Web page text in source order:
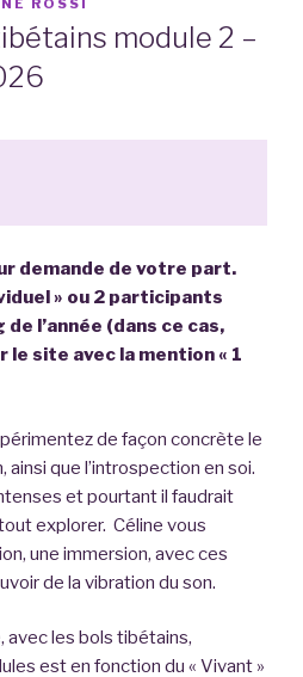
ROSSI
module 2 –
demande de votre part.
» ou 2 participants
l’année (dans ce cas,
site avec la mention « 1
de façon concrète le
ainsi que l’introspection en soi.
et pourtant il faudrait
explorer. Céline vous
une immersion, avec ces
de la vibration du son.
avec les bols tibétains,
est en fonction du « Vivant »